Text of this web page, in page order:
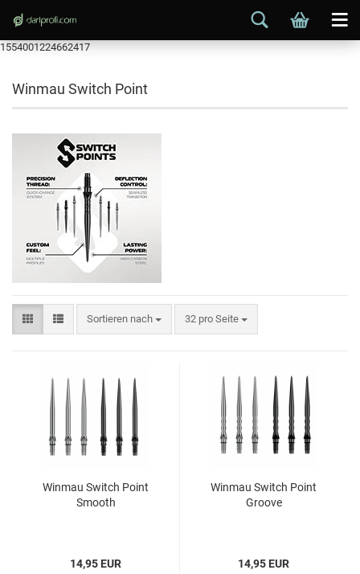
1554001224662417
Winmau Switch Point
Sortieren nach 32 pro Seite
Win­mau Switch Point
Smooth
14,95 EUR
Win­mau Switch Point
Groo­ve
14,95 EUR